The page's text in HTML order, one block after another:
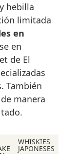
hebilla
limitada
en
en
de El
También
manera
WHISKIES
JAPONESES